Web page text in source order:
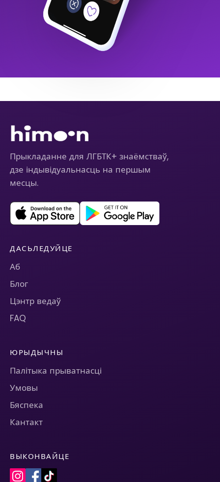
Прыкладанне для ЛГБТК+ знаёмстваў,
дзе індывідуальнасць на першым
месцы.
ДАСЬЛЕДУЙЦЕ
Аб
Блог
Цэнтр ведаў
FAQ
ЮРЫДЫЧНЫ
Палітыка прыватнасці
Умовы
Бяспека
Кантакт
ВЫКОНВАЙЦЕ